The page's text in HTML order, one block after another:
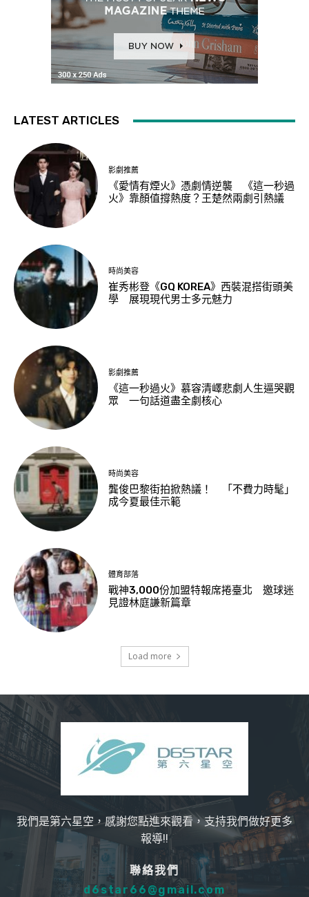
LATEST ARTICLES
影劇推薦
《愛情有煙火》憑劇情逆襲 《這一秒過
火》靠顏值撐熱度？王楚然兩劇引熱議
時尚美容
崔秀彬登《GQ KOREA》西裝混搭街頭美
學 展現現代男士多元魅力
影劇推薦
《這一秒過火》慕容清嶧悲劇人生逼哭觀
眾 一句話道盡全劇核心
時尚美容
龔俊巴黎街拍掀熱議！ 「不費力時髦」
成今夏最佳示範
體育部落
戰神3,000份加盟特報席捲臺北 邀球迷
見證林庭謙新篇章
Load more
我們是第六星空，感謝您點進來觀看，支持我們做好更多
報導!!
聯絡我們
d6star66@gmail.com